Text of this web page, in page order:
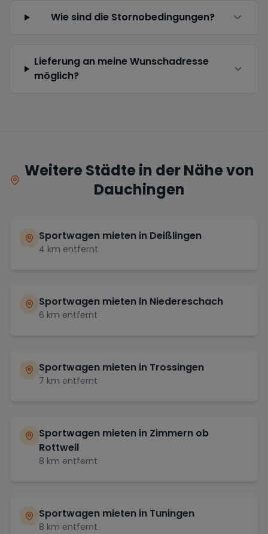
Wie sind die Stornobedingungen?
Lieferung an meine Wunschadresse
möglich?
Weitere Städte in der Nähe von
Dauchingen
Sportwagen mieten in Deißlingen
4 km entfernt
Sportwagen mieten in Niedereschach
6 km entfernt
Sportwagen mieten in Trossingen
7 km entfernt
Sportwagen mieten in Zimmern ob
Rottweil
8 km entfernt
Sportwagen mieten in Tuningen
8 km entfernt